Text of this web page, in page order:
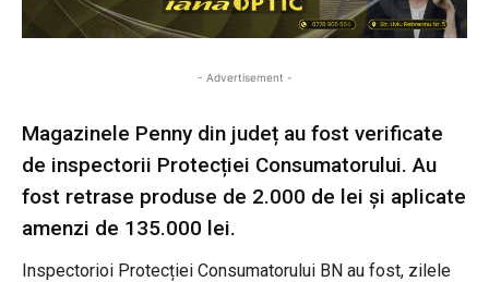
- Advertisement -
Magazinele Penny din județ au fost verificate
de inspectorii Protecției Consumatorului. Au
fost retrase produse de 2.000 de lei și aplicate
amenzi de 135.000 lei.
Inspectorioi Protecției Consumatorului BN au fost, zilele